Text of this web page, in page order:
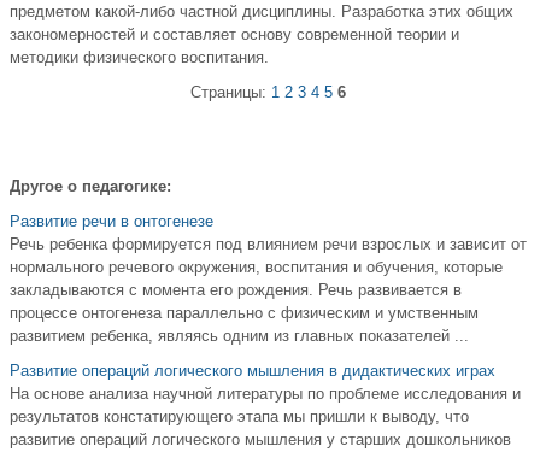
предметом какой-либо частной дисциплины. Разработка этих общих
закономерностей и составляет основу современной теории и
методики физического воспитания.
Страницы: 1 2 3 4 5 6
Другое о педагогике:
Развитие речи в онтогенезе
Речь ребенка формируется под влиянием речи взрослых и зависит от
нормального речевого окружения, воспитания и обучения, которые
закладываются с момента его рождения. Речь развивается в
процессе онтогенеза параллельно с физическим и умственным
развитием ребенка, являясь одним из главных показателей ...
Развитие операций логического мышления в дидактических играх
На основе анализа научной литературы по проблеме исследования и
результатов констатирующего этапа мы пришли к выводу, что
развитие операций логического мышления у старших дошкольников